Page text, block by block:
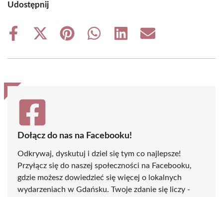
Udostępnij
Share
Share
(Twitter)
Share
Share
Share
Share
Dołącz do nas na Facebooku!
Odkrywaj, dyskutuj i dziel się tym co najlepsze!
Przyłącz się do naszej społeczności na Facebooku,
gdzie możesz dowiedzieć się więcej o lokalnych
wydarzeniach w Gdańsku. Twoje zdanie się liczy -